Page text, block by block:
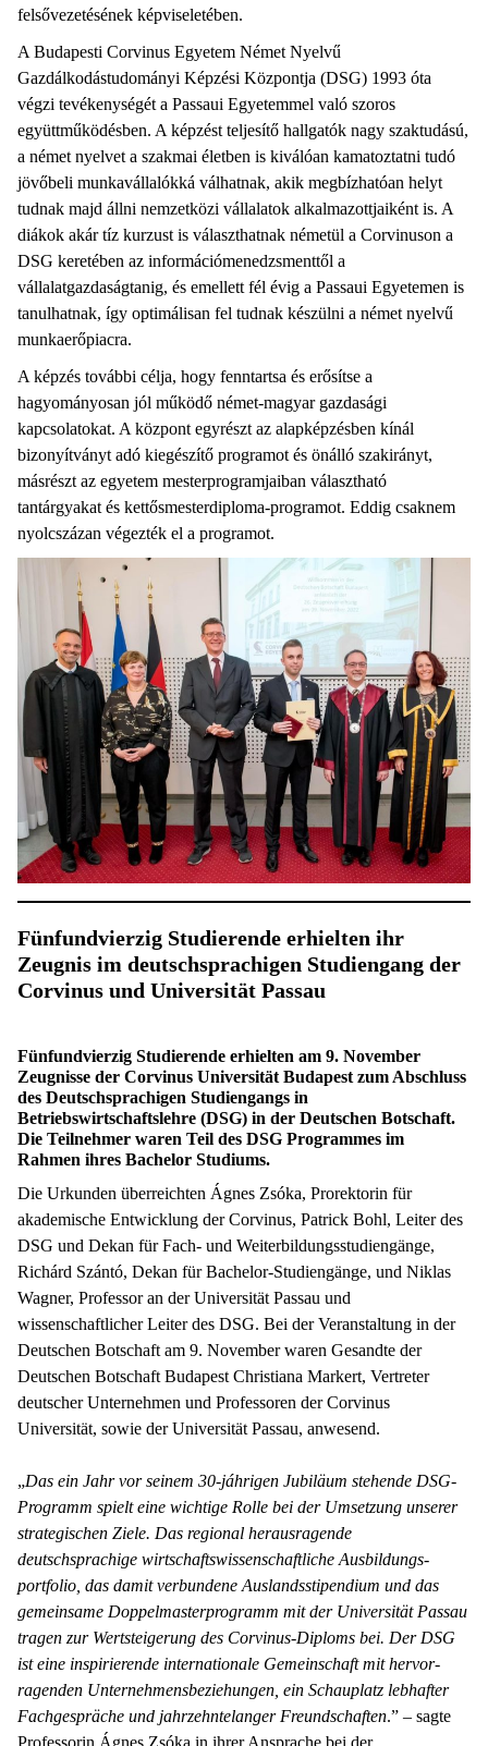
felsővezetésének képviseletében.
A Budapesti Corvinus Egyetem Német Nyelvű
Gazdálkodástudományi Képzési Központja (DSG) 1993 óta
végzi tevékenységét a Passaui Egyetemmel való szoros
együttműködésben. A képzést teljesítő hallgatók nagy szaktudású,
a német nyelvet a szakmai életben is kiválóan kamatoztatni tudó
jövőbeli munkavállalókká válhatnak, akik megbízhatóan helyt
tudnak majd állni nemzetközi vállalatok alkalmazottjaiként is. A
diákok akár tíz kurzust is választhatnak németül a Corvinuson a
DSG keretében az információmenedzsmenttől a
vállalatgazdaságtanig, és emellett fél évig a Passaui Egyetemen is
tanulhatnak, így optimálisan fel tudnak készülni a német nyelvű
munkaerőpiacra.
A képzés további célja, hogy fenntartsa és erősítse a
hagyományosan jól működő német-magyar gazdasági
kapcsolatokat. A központ egyrészt az alapképzésben kínál
bizonyítványt adó kiegészítő programot és önálló szakirányt,
másrészt az egyetem mesterprogramjaiban választható
tantárgyakat és kettősmesterdiploma-programot. Eddig csaknem
nyolcszázan végezték el a programot.
Fünfundvierzig Studierende erhielten ihr
Zeugnis im deutschsprachigen Studiengang der
Corvinus und Universität Passau
Fünfundvierzig Studierende erhielten am 9. November
Zeugnisse der Corvinus Universität Budapest zum Abschluss
des Deutschsprachigen Studiengangs in
Betriebswirtschaftslehre (DSG) in der Deutschen Botschaft.
Die Teilnehmer waren Teil des DSG Programmes im
Rahmen ihres Bachelor Studiums.
Die Urkunden überreichten Ágnes Zsóka, Prorektorin für
akademische Entwicklung der Corvinus, Patrick Bohl, Leiter des
DSG und Dekan für Fach- und Weiterbildungsstudiengänge,
Richárd Szántó, Dekan für Bachelor-Studiengänge, und Niklas
Wagner, Professor an der Universität Passau und
wissenschaftlicher Leiter des DSG. Bei der Veranstaltung in der
Deutschen Botschaft am 9. November waren Gesandte der
Deutschen Botschaft Budapest Christiana Markert, Vertreter
deutscher Unternehmen und Professoren der Corvinus
Universität, sowie der Universität Passau, anwesend.
„Das ein Jahr vor seinem 30-jáhrigen Jubiläum stehende DSG-
Programm spielt eine wichtige Rolle bei der Umsetzung unserer
strategischen Ziele. Das regional herausragende
deutschsprachige wirt­schafts­wissenschaftliche Aus­bildungs­
portfolio, das damit verbundene Auslands­stipendium und das
gemeinsame Doppel­master­programm mit der Universität Passau
tragen zur Wertsteigerung des Corvinus-Diploms bei. Der DSG
ist eine inspirierende internationale Gemeinschaft mit hervor­
ragenden Unternehmens­be­zieh­ung­en, ein Schauplatz lebhafter
Fach­gespräche und jahrzehntelanger Freund­schaft­en.” – sagte
Professorin Ágnes Zsóka in ihrer Ansprache bei der